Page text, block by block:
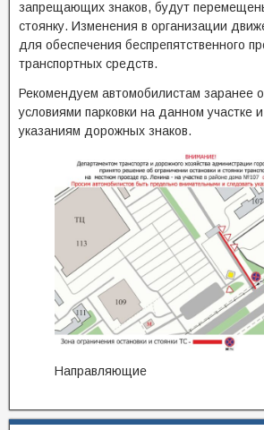
запрещающих знаков, будут
стоянку. Изменения в организации
для обеспечения беспрепятственного
транспортных средств.
Рекомендуем автомобилистам заранее
условиями парковки на данном участке
указаниям дорожных знаков.
Направляющие